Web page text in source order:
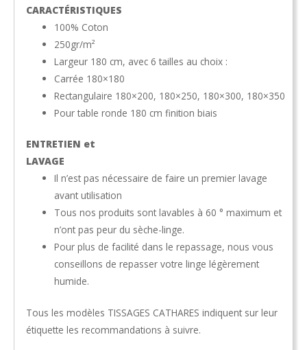
CARACTÉRISTIQUES
100% Coton
250gr/m²
Largeur 180 cm, avec 6 tailles au choix :
Carrée 180×180
Rectangulaire 180×200, 180×250, 180×300, 180×350
Pour table ronde 180 cm finition biais
ENTRETIEN et
LAVAGE
Il n’est pas nécessaire de faire un premier lavage
avant utilisation
Tous nos produits sont lavables à 60 ° maximum et
n’ont pas peur du sèche-linge.
Pour plus de facilité dans le repassage, nous vous
conseillons de repasser votre linge légèrement
humide.
Tous les modèles TISSAGES CATHARES indiquent sur leur
étiquette les recommandations à suivre.